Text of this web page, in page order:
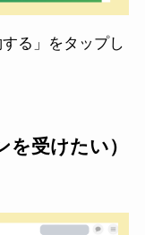
る」をタップし
受けたい）